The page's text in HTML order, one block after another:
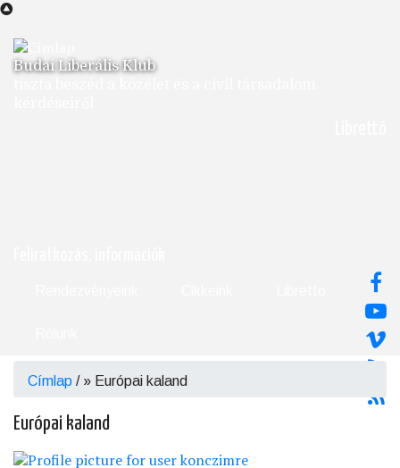
Ugrás
tartalomra
Budai Liberális Klub
Morzsa
Címlap / Európai kaland
Európai kaland